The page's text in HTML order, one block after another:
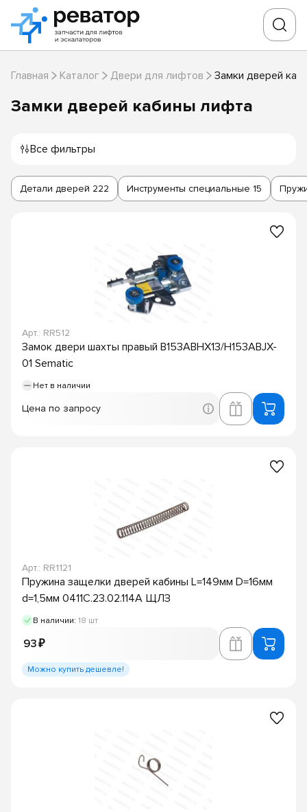
Главная Каталог Двери для лифтов Замки дверей
Замки дверей кабины лифта
Все фильтры
Детали дверей 222 Инструменты специальные 15
Арт.: RR512
Замок двери шахты правый B153ABHX13/H153ABJX-
01 Sematic
Нет в наличии
Цена по запросу
Арт.: RR1121
Пружина защелки дверей кабины L=149мм D=16мм
d=1,5мм 0411С.23.02.114А ЩЛЗ
В наличии: 18 шт
93 ₽
Можно купить дешевле!